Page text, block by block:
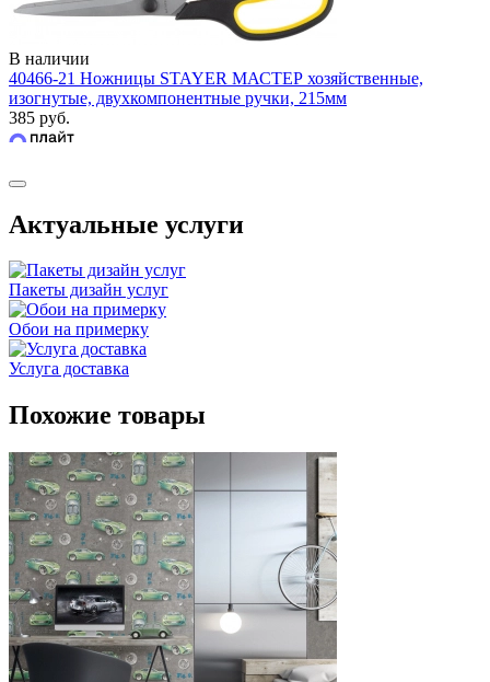
В наличии
40466-21 Ножницы STAYER МАСТЕР хозяйственные,
изогнутые, двухкомпонентные ручки, 215мм
385 руб.
Актуальные услуги
Пакеты дизайн услуг
Обои на примерку
Услуга доставка
Похожие товары